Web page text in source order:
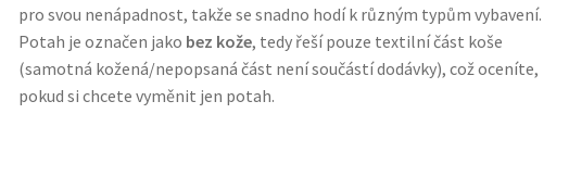
pro svou nenápadnost, takže se snadno hodí k různým typům vybavení.
Potah je označen jako bez kože, tedy řeší pouze textilní část koše
(samotná kožená/nepopsaná část není součástí dodávky), což oceníte,
pokud si chcete vyměnit jen potah.